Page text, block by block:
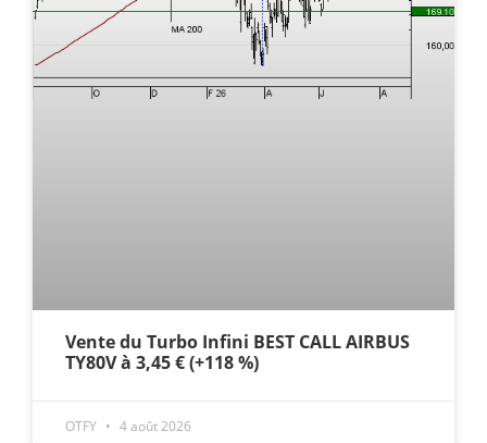
Vente du Turbo Infini BEST CALL AIRBUS
TY80V à 3,45 € (+118 %)
OTFY 4 août 2026